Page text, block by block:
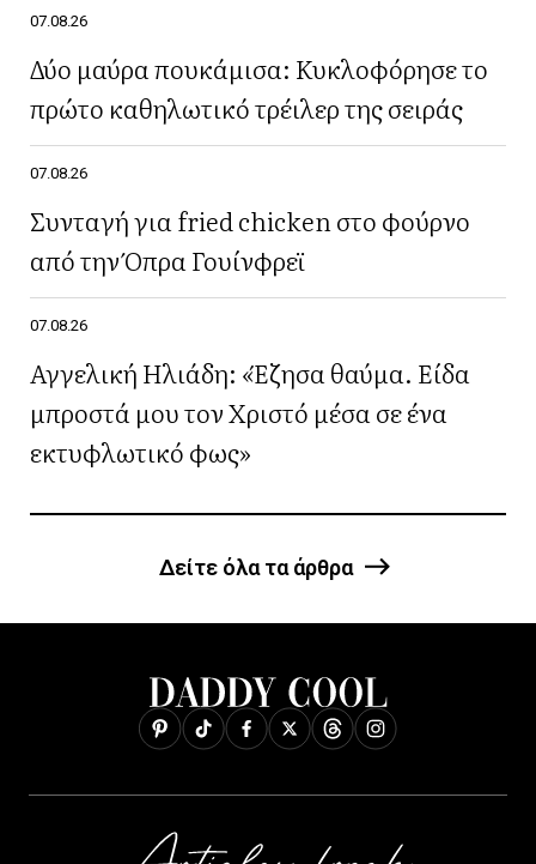
07.08.26
Δύο μαύρα πουκάμισα: Κυκλοφόρησε το
πρώτο καθηλωτικό τρέιλερ της σειράς
07.08.26
Συνταγή για fried chicken στο φούρνο
από την Όπρα Γουίνφρεϊ
07.08.26
Αγγελική Ηλιάδη: «Έζησα θαύμα. Είδα
μπροστά μου τον Χριστό μέσα σε ένα
εκτυφλωτικό φως»
Δείτε όλα τα άρθρα